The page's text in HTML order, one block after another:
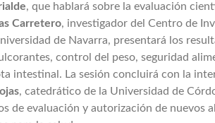
, que hablará sobre la evaluación
Carretero, investigador del Centro de
de Navarra, presentará los
control del peso, seguridad
intestinal. La sesión concluirá con la
, catedrático de la Universidad de
de evaluación y autorización de nuevos